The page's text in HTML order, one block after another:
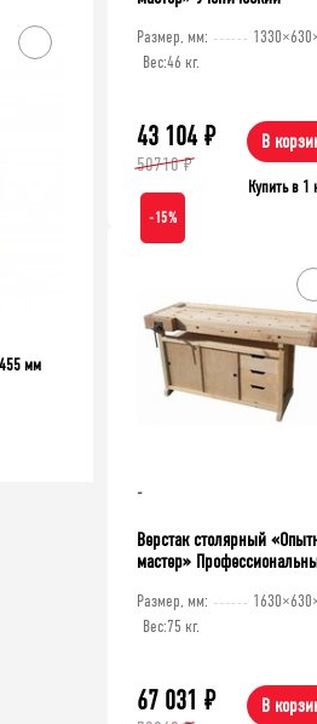
мм
9 406 ₽
10451
Стеллаж металлический ТСУ
Размер, мм:
Вес:46 кг.
43 104 ₽
50710 ₽
В
Купить в 1
-15%
-
Верстак столярный
мастер»
Размер, мм:
Вес:75 кг.
67 031 ₽ В